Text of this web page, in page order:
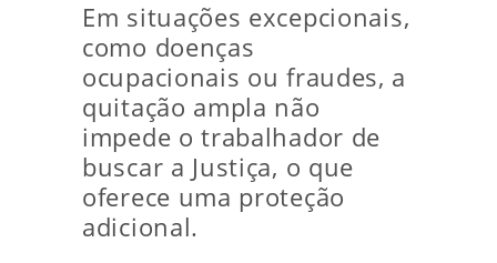
Em situações excepcionais,
como doenças
ocupacionais ou fraudes, a
quitação ampla não
impede o trabalhador de
buscar a Justiça, o que
oferece uma proteção
adicional.